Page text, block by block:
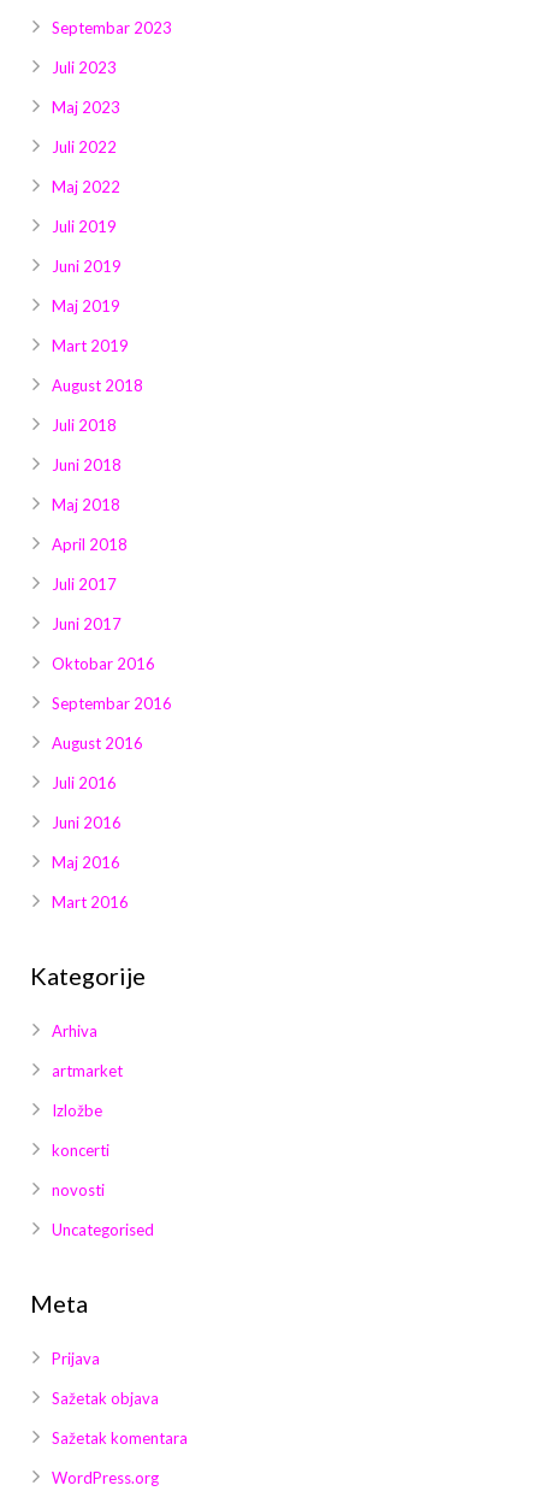
Septembar 2023
Juli 2023
Maj 2023
Juli 2022
Maj 2022
Juli 2019
Juni 2019
Maj 2019
Mart 2019
August 2018
Juli 2018
Juni 2018
Maj 2018
April 2018
Juli 2017
Juni 2017
Oktobar 2016
Septembar 2016
August 2016
Juli 2016
Juni 2016
Maj 2016
Mart 2016
Kategorije
Arhiva
artmarket
Izložbe
koncerti
novosti
Uncategorised
Meta
Prijava
Sažetak objava
Sažetak komentara
WordPress.org